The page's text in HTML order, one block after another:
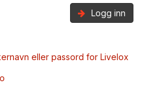
Logg inn
eller passord for Livelox